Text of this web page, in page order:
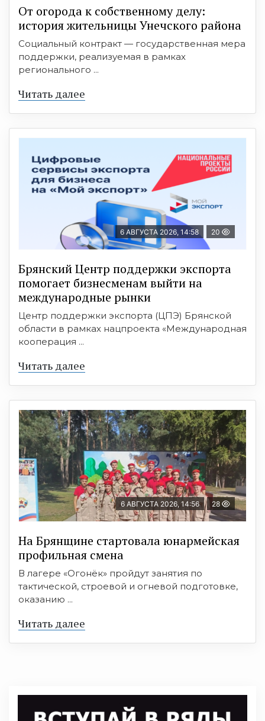
От огорода к собственному делу:
история жительницы Унечского района
Социальный контракт — государственная мера
поддержки, реализуемая в рамках
регионального ...
Читать далее
6 АВГУСТА 2026, 14:58 20
Брянский Центр поддержки экспорта
помогает бизнесменам выйти на
международные рынки
Центр поддержки экспорта (ЦПЭ) Брянской
области в рамках нацпроекта «Международная
кооперация ...
Читать далее
6 АВГУСТА 2026, 14:56 28
На Брянщине стартовала юнармейская
профильная смена
В лагере «Огонёк» пройдут занятия по
тактической, строевой и огневой подготовке,
оказанию ...
Читать далее